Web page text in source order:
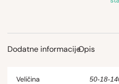
Dodatne informacijeOpis
Veličina 50-18-